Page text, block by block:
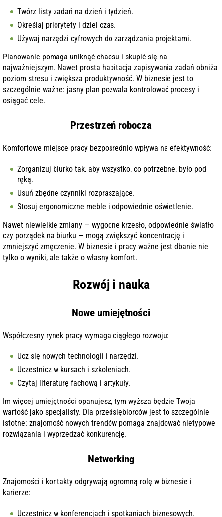
Twórz listy zadań na dzień i tydzień.
Określaj priorytety i dziel czas.
Używaj narzędzi cyfrowych do zarządzania projektami.
Planowanie pomaga uniknąć chaosu i skupić się na
najważniejszym. Nawet prosta habitacja zapisywania zadań obniża
poziom stresu i zwiększa produktywność. W biznesie jest to
szczególnie ważne: jasny plan pozwala kontrolować procesy i
osiągać cele.
Przestrzeń robocza
Komfortowe miejsce pracy bezpośrednio wpływa na efektywność:
Zorganizuj biurko tak, aby wszystko, co potrzebne, było pod
ręką.
Usuń zbędne czynniki rozpraszające.
Stosuj ergonomiczne meble i odpowiednie oświetlenie.
Nawet niewielkie zmiany — wygodne krzesło, odpowiednie światło
czy porządek na biurku — mogą zwiększyć koncentrację i
zmniejszyć zmęczenie. W biznesie i pracy ważne jest dbanie nie
tylko o wyniki, ale także o własny komfort.
Rozwój i nauka
Nowe umiejętności
Współczesny rynek pracy wymaga ciągłego rozwoju:
Ucz się nowych technologii i narzędzi.
Uczestnicz w kursach i szkoleniach.
Czytaj literaturę fachową i artykuły.
Im więcej umiejętności opanujesz, tym wyższa będzie Twoja
wartość jako specjalisty. Dla przedsiębiorców jest to szczególnie
istotne: znajomość nowych trendów pomaga znajdować nietypowe
rozwiązania i wyprzedzać konkurencję.
Networking
Znajomości i kontakty odgrywają ogromną rolę w biznesie i
karierze:
Uczestnicz w konferencjach i spotkaniach biznesowych.